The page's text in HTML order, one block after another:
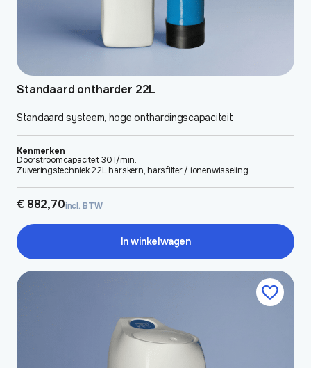
Standaard ontharder 22L
Standaard systeem, hoge onthardingscapaciteit
Kenmerken
Doorstroomcapaciteit 30 l/min.
Zuiveringstechniek 22L harskern, harsfilter / ionenwisseling
€882,70incl. BTW
In winkelwagen